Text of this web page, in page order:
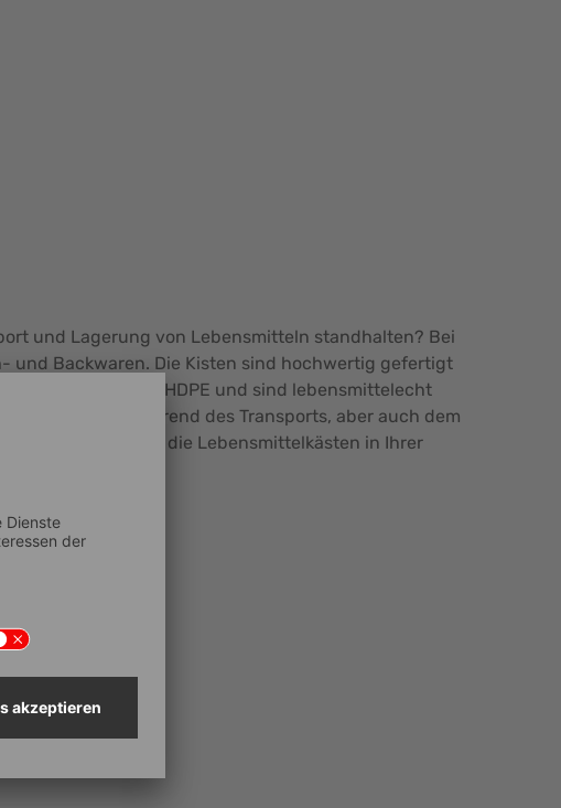
und Lagerung von Lebensmitteln standhalten? Bei
und Backwaren. Die Kisten sind hochwertig gefertigt
bestehen aus HDPE und sind lebensmittelecht
Produkte während des Transports, aber auch dem
entdecken Sie die Lebensmittelkästen in Ihrer